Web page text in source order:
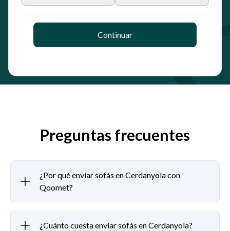
Continuar
Preguntas frecuentes
¿Por qué enviar sofás en Cerdanyola con
Qoomet?
¿Cuánto cuesta enviar sofás en Cerdanyola?